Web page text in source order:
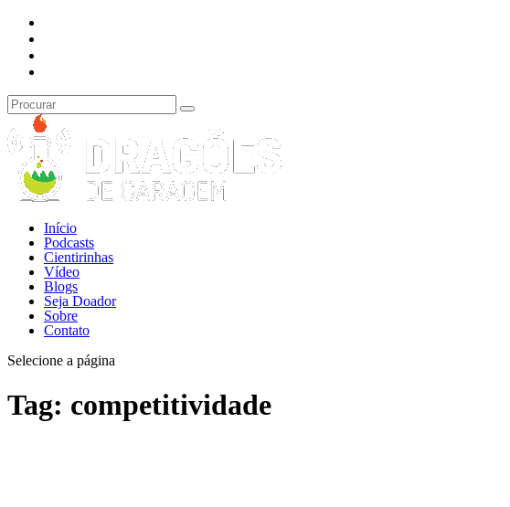
Início
Podcasts
Cientirinhas
Vídeo
Blogs
Seja Doador
Sobre
Contato
Selecione a página
Tag: competitividade